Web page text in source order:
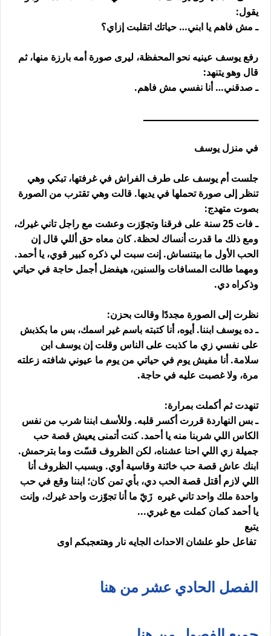
يقول:
ـ مش فاهم يا ابني… حياتك اتقلبت إزاي؟
رفع يوسف عينيه نحو المحفظة، ليرى صورة أمه بارزة منها، ثم
قال وهو يتنهد:
ـ صدقني… أنا نفسي مش فاهم.
ــــــــــــــــــــــــــــــــــــــ
في منزل يوسف
جلست أم يوسف على طرف الفراش في غرفتها، تبكي وهي
تنظر إلى صورة تحملها في يديها. قالت وهي تقترب من الصورة
بصوت متهدج:
ـ فات 25 سنة على فرقنا وتجوّزت وعشت مع راجل تاني غيرك،
ومع ذلك ما قدرت أنساك لحظة. كان معاه حق أللي قال إن
الحب الأول ما بيتنساش. إنت سبت لي ذكره كبير قوي، يا أحمد.
ومهما طالت المسافات والسنين، هيفضل أجمل حاجة في حياتي
وذكراه دي.
نظرت إلى الصورة مجددًا وقالت بحزن:
ـ ده يوسف ابننا. أيوه، أنا كتبته باسم غير اسمك، بس ما بكذبش
على نفسي زي ما كذبت على الناس وقلت إن يوسف ابن
سلامة. أنا مفيش يوم في حياتي من يوم ما عيوني شافته زعلته
مرة، ولا غصبت عليه في حاجة.
تنهدت ثم أكملت بمرارة:
ـ بس النهاردة قررت أكسر قلبه. وللأسف ابننا شرب من نفس
الكاس اللي شربنا منه يا أحمد. كنت أتمنى يعيش قصة حب
جميلة زي اللي احنا عشناه، لكن الظروف قسّت وما بترحمش.
ابنك عاش قصة حب خائنة وقاسية أوي. وبسبب الظروف أنا
اللي لازم أقتل قصة الحب دي، بأي تمن كان؛ ابننا وقع في حب
واحدة ملك واحد تاني غيره زَيّ ما أنا تجوّزت واحد غيرك، وإنت
يا أحمد كمان كملت مع غيري...
يتبع
تفاعل حلو علشان الاحداث الجايه نار وهتعجبكم اوى
الفصل الحادي عشر من هنا